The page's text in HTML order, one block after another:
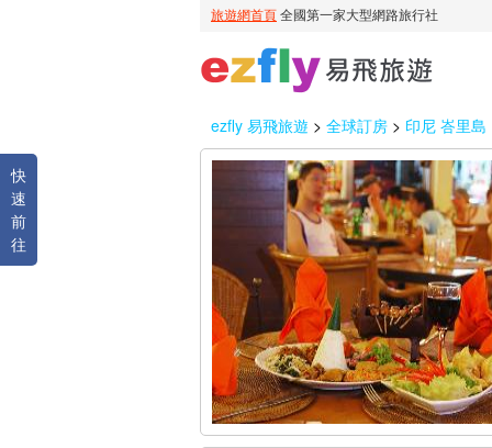
ezfly 易飛旅遊 > 全球訂房 > 印尼 峇里島
快
速
前
往